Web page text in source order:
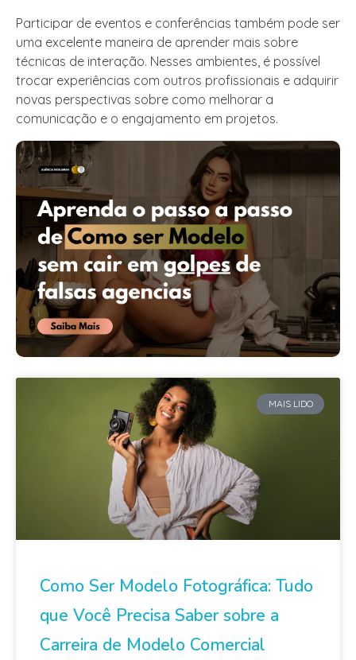
Participar de eventos e conferências também pode ser
uma excelente maneira de aprender mais sobre
técnicas de interação. Nesses ambientes, é possível
trocar experiências com outros profissionais e adquirir
novas perspectivas sobre como melhorar a
comunicação e o engajamento em projetos.
MAIS LIDO
Como Ser Modelo Fotográfica: Tudo
que Você Precisa Saber sobre a
Carreira de Modelo Comercial